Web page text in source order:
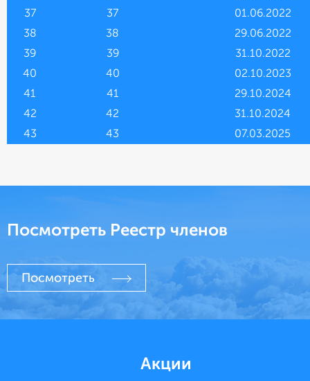
37
37
01.06.2022
38
38
29.06.2022
39
39
31.10.2022
40
40
02.10.2023
41
41
29.10.2024
42
42
31.10.2024
43
43 07.03.2025
Посмотреть Реестр членов
Посмотреть
Акции